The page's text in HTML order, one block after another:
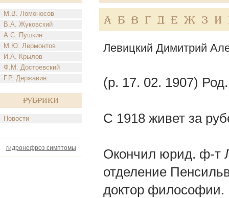
М.В. Ломоносов
В.А. Жуковский
А.С. Пушкин
М.Ю. Лермонтов
И.А. Крылов
Ф.М. Достоевский
Г.Р. Державин
Рубрики
Новости
гидронефроз симптомы
А Б В Г Д Е Ж З И
Левицкий Димитрий
(р. 17. 02. 1907)
С 1918 живет за
Окончил юрид. ф-т
отделение
доктор философии.